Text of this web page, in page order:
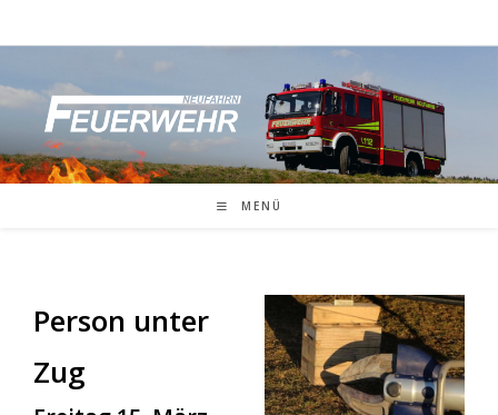
Inhalt
MENÜ
Person unter
Zug